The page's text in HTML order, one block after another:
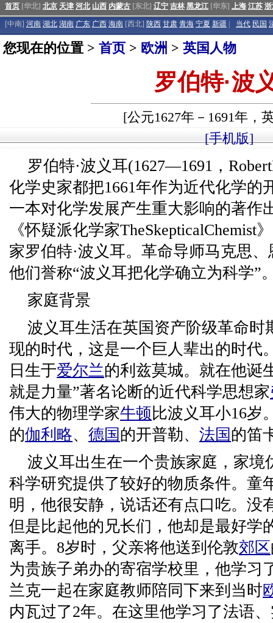
首页 [华北] 北京 天津 河北 山西 内蒙古 [东北] 辽宁 吉林 黑龙江 [华东] 上海 江苏
[中南] 河南 湖北 湖南 广东 广西 海南 [西北] 陕西 甘肃 青海 宁夏 新疆 当代 民国
您现在的位置 > 首页 > 欧洲 > 英国人物
罗伯特·波
[公元1627年－1691年，
[手机版]
罗伯特·波义耳(1627—1691，
化学史家都把1661年作为近代化学的
一本对化学发展产生重大影响的著作
《怀疑派化学家TheSkepticalChemist
家罗伯特·波义耳。革命导师马克思
他们誉称“波义耳把化学确立为科学”
家庭背景
波义耳生活在英国资产阶级革命时
现的时代，这是一个巨人辈出的时代
日生于爱尔兰的利兹莫城。就在他诞
就是力量”著名论断的近代科学思想家
伟大的物理学家牛顿比波义耳小16岁
的伽利略、 德国的开普勒、 法国的笛
波义耳出生在一个贵族家庭，家境
科学研究提供了较好的物质条件。童
明，他很安静，说话还有点口吃。没
但是比起他的兄长们，他却是最好学
离手。8岁时，父亲将他送到伦敦郊区
为贵族子弟办的寄宿学校里，他学习
兰克一起在家庭教师陪同下来到当时
内瓦过了2年。在这里他学习了法语